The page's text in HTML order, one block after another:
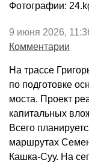
Фотографии:
9 июня 2026,
Комментарии
На трассе
по подготовке
моста. Проект
капитальных
Всего
маршрутах
Кашка-Суу. На